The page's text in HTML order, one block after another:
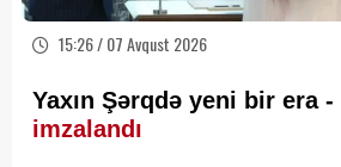
15:26 / 07 Avqust 2026
Yaxın Şərqdə yeni bir era -
imzalandı